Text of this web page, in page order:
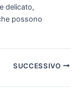
delicato,
possono
SUCCESSIVO